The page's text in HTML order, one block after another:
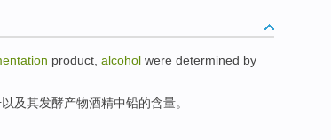
product alcohol were determined by
以及其发酵产物酒精中铅的含量。